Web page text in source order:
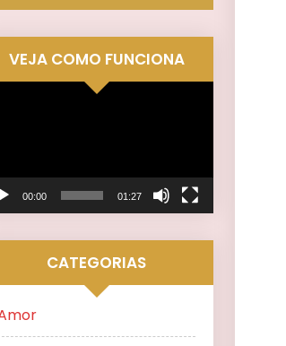
VEJA COMO FUNCIONA
00:00 01:27
CATEGORIAS